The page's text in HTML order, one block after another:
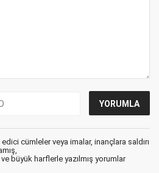
cümleler veya imalar, inançlara saldırı
büyük harflerle yazılmış yorumlar